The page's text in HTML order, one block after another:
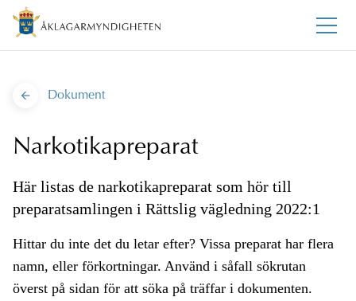
Dokument
Narkotikapreparat
Här listas de narkotikapreparat som hör till
preparatsamlingen i Rättslig vägledning 2022:1
Hittar du inte det du letar efter? Vissa preparat har flera
namn, eller förkortningar. Använd i såfall sökrutan
överst på sidan för att söka på träffar i dokumenten.